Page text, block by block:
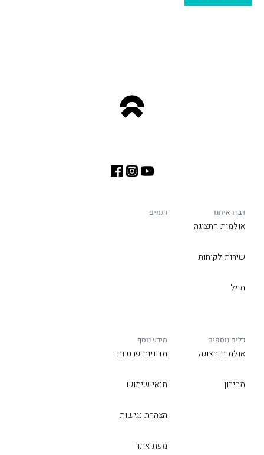
דברו איתנו
אולמות התצוגה
שירות לקוחות
מייל
דגמים
כלים נוספים
אולמות תצוגה
מחירון
מידע נוסף
מדיניות פרטיות
תנאי שימוש
הצהרת נגישות
מפת אתר